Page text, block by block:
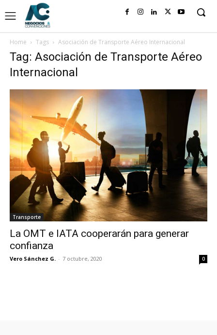
Home Tags Asociación de Transporte Aéreo Internacional
Tag: Asociación de Transporte Aéreo
Internacional
Transporte
La OMT e IATA cooperarán para generar
confianza
Vero Sánchez G. - 7 octubre, 2020 0